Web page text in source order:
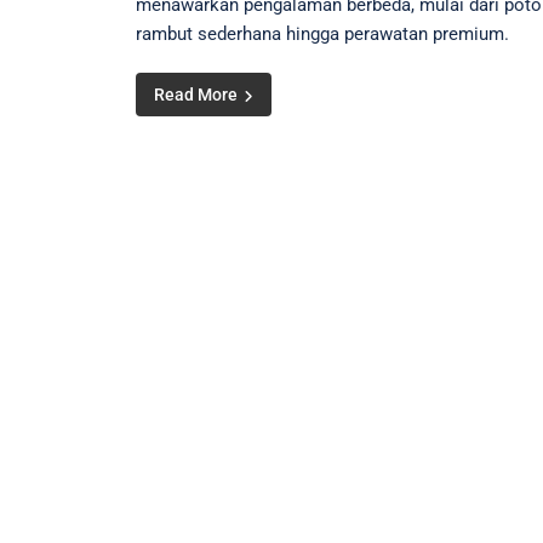
menawarkan pengalaman berbeda, mulai dari
rambut sederhana hingga perawatan premium.
Read More